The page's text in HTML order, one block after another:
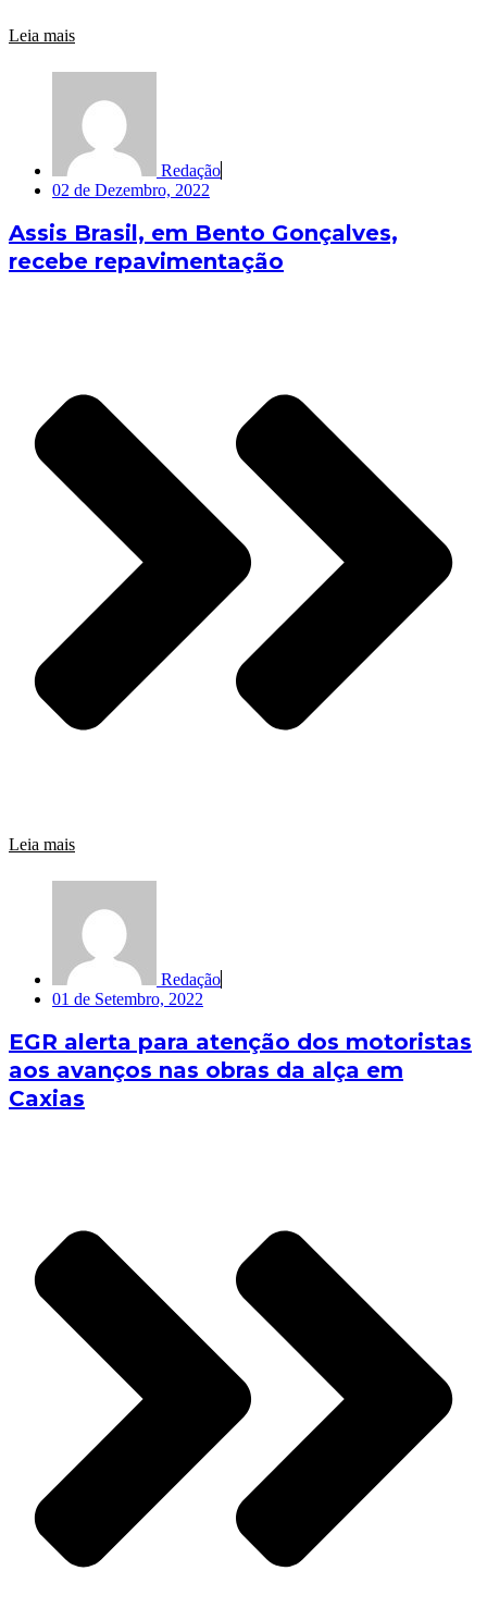
Leia mais
Redação
02 de Dezembro, 2022
Assis Brasil, em Bento Gonçalves,
recebe repavimentação
Leia mais
Redação
01 de Setembro, 2022
EGR alerta para atenção dos motoristas
aos avanços nas obras da alça em
Caxias